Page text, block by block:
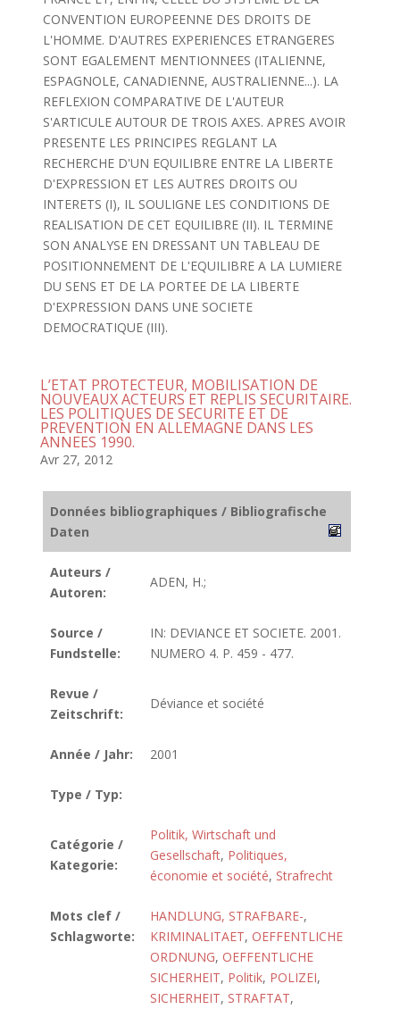
CONVENTION EUROPEENNE DES DROITS DE
L'HOMME. D'AUTRES EXPERIENCES ETRANGERES
SONT EGALEMENT MENTIONNEES (ITALIENNE,
ESPAGNOLE, CANADIENNE, AUSTRALIENNE...). LA
REFLEXION COMPARATIVE DE L'AUTEUR
S'ARTICULE AUTOUR DE TROIS AXES. APRES AVOIR
PRESENTE LES PRINCIPES REGLANT LA
RECHERCHE D'UN EQUILIBRE ENTRE LA LIBERTE
D'EXPRESSION ET LES AUTRES DROITS OU
INTERETS (I), IL SOULIGNE LES CONDITIONS DE
REALISATION DE CET EQUILIBRE (II). IL TERMINE
SON ANALYSE EN DRESSANT UN TABLEAU DE
POSITIONNEMENT DE L'EQUILIBRE A LA LUMIERE
DU SENS ET DE LA PORTEE DE LA LIBERTE
D'EXPRESSION DANS UNE SOCIETE
DEMOCRATIQUE (III).
L’ETAT PROTECTEUR, MOBILISATION DE
NOUVEAUX ACTEURS ET REPLIS SECURITAIRE.
LES POLITIQUES DE SECURITE ET DE
PREVENTION EN ALLEMAGNE DANS LES
ANNEES 1990.
Avr 27, 2012
Données bibliographiques / Bibliografische
Daten
Auteurs /
Autoren:
ADEN, H.;
Source /
Fundstelle:
IN: DEVIANCE ET SOCIETE. 2001.
NUMERO 4. P. 459 - 477.
Revue /
Zeitschrift:
Déviance et société
Année / Jahr: 2001
Type / Typ:
Catégorie /
Kategorie:
Politik, Wirtschaft und
Gesellschaft, Politiques,
économie et société, Strafrecht
Mots clef /
Schlagworte:
HANDLUNG, STRAFBARE-,
KRIMINALITAET, OEFFENTLICHE
ORDNUNG, OEFFENTLICHE
SICHERHEIT, Politik, POLIZEI,
SICHERHEIT, STRAFTAT,